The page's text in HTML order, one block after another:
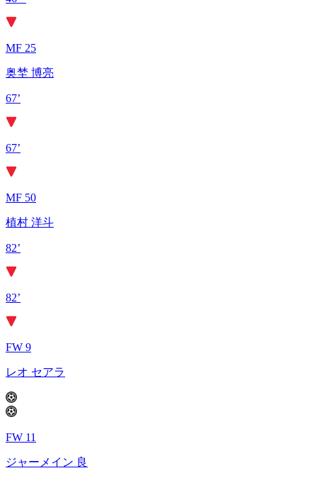
MF 25
奥埜 博亮
67’
67’
MF 50
植村 洋斗
82’
82’
FW 9
レオ セアラ
FW 11
ジャーメイン 良